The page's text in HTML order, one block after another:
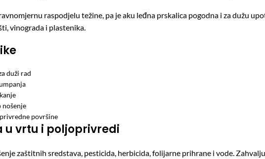
raspodjelu težine, pa je aku leđna prskalica pogodna i za dužu
vinograda i plastenika.
duži rad
nošenje
površine
u vrtu i poljoprivredi
zaštitnih sredstava, pesticida, herbicida, folijarne prihrane i vode.